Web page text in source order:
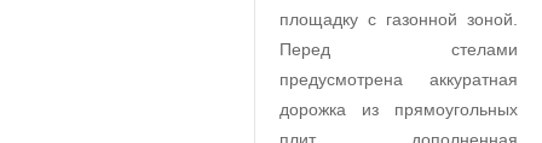
площадку с газонной зоной.
Перед стелами
предусмотрена аккуратная
дорожка из прямоугольных